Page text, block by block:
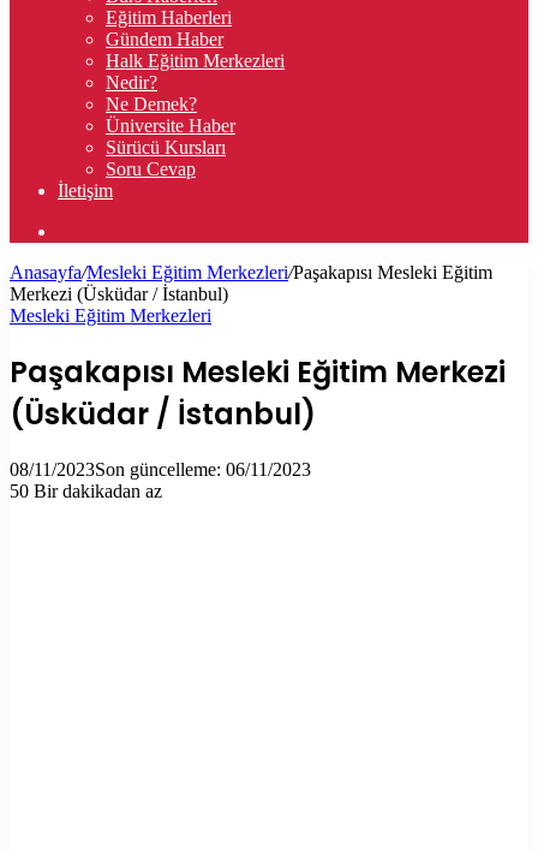
Eğitim Haberleri
Gündem Haber
Halk Eğitim Merkezleri
Nedir?
Ne Demek?
Üniversite Haber
Sürücü Kursları
Soru Cevap
İletişim
...
Anasayfa/Mesleki Eğitim Merkezleri/Paşakapısı Mesleki Eğitim
Merkezi (Üsküdar / İstanbul)
Mesleki Eğitim Merkezleri
Paşakapısı Mesleki Eğitim Merkezi
(Üsküdar / İstanbul)
08/11/2023Son güncelleme: 06/11/2023
50 Bir dakikadan az